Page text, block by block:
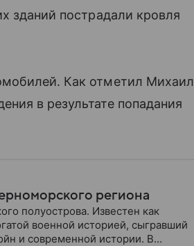
зданий пострадали кровля
Как отметил Михаил
в результате попадания
региона
полуострова. Известен как
военной историей, сыгравший
и современной истории. В